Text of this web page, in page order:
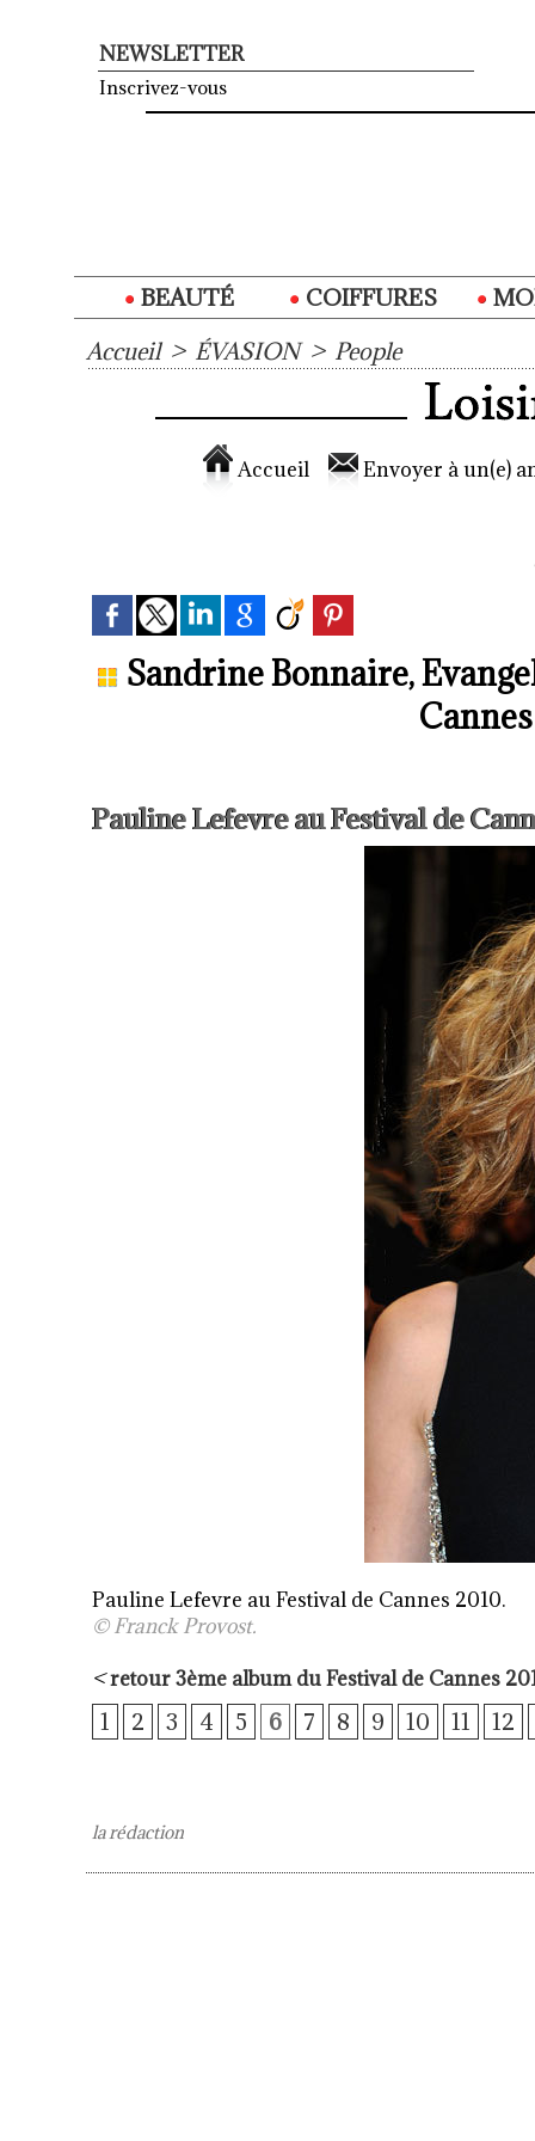
NEWSLETTER
Inscrivez-vous
BEAUTÉ COIFFURES
Accueil > ÉVASION > People
Accueil Envoyer à un(e)
Sandrine Bonnaire,
Pauline Lefevre au Festival de
Pauline Lefevre au Festival de Cannes 2010.
© Franck Provost.
<retour 3ème album du Festival de Cannes
1 2 3 4 5 6 7 8 9 10 11 12
la rédaction